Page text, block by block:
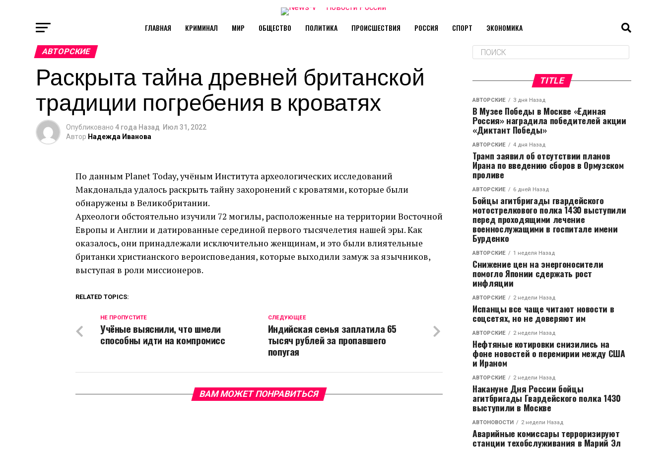
ГЛАВНАЯ КРИМИНАЛ МИР ОБЩЕСТВО ПОЛИТИКА ПРОИСШЕСТВИЯ РОССИЯ СПОРТ ЭКОНОМИКА
АВТОРСКИЕ
Раскрыта тайна древней британской
традиции погребения в кроватях
Опубликовано 4 года Назад Июл 31, 2022
Автор Надежда Иванова
По данным Planet Today, учёным Института археологических исследований
Макдональда удалось раскрыть тайну захоронений с кроватями, которые были
обнаружены в Великобритании.
Археологи обстоятельно изучили 72 могилы, расположенные на территории Восточной
Европы и Англии и датированные серединой первого тысячелетия нашей эры. Как
оказалось, они принадлежали исключительно женщинам, и это были влиятельные
британки христианского вероисповедания, которые выходили замуж за язычников,
выступая в роли миссионеров.
RELATED TOPICS:
CЛЕДУЮЩЕЕ
Индийская семья заплатила 65
тысяч рублей за пропавшего
попугая
НЕ ПРОПУСТИТЕ
Учёные выяснили, что шмели
способны идти на компромисс
ВАМ МОЖЕТ ПОНРАВИТЬСЯ
TITLE
АВТОРСКИЕ 3 дня Назад
В Музее Победы в Москве «Единая
Россия» наградила победителей акции
«Диктант Победы»
АВТОРСКИЕ 4 дня Назад
Трамп заявил об отсутствии планов
Ирана по введению сборов в Ормузском
проливе
АВТОРСКИЕ 6 дней Назад
Бойцы агитбригады гвардейского
мотострелкового полка 1430 выступили
перед проходящими лечение
военнослужащими в госпитале имени
Бурденко
АВТОРСКИЕ 1 неделя Назад
Снижение цен на энергоносители
помогло Японии сдержать рост
инфляции
АВТОРСКИЕ 2 недели Назад
Испанцы все чаще читают новости в
соцсетях, но не доверяют им
АВТОРСКИЕ 2 недели Назад
Нефтяные котировки снизились на
фоне новостей о перемирии между США
и Ираном
АВТОРСКИЕ 2 недели Назад
Накануне Дня России бойцы
агитбригады Гвардейского полка 1430
выступили в Москве
АВТОНОВОСТИ 2 недели Назад
Аварийные комиссары терроризируют
станции техобслуживания в Марий Эл